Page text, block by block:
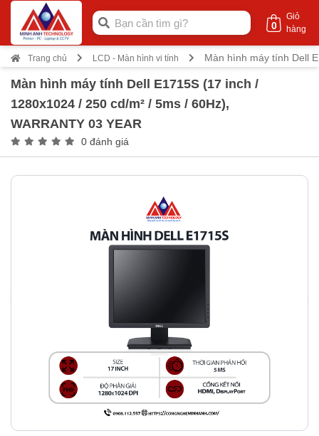
Giỏ
hàng
0
Trang chủ LCD - Màn hình vi tính Màn hình máy tính Dell
Màn hình máy tính Dell E1715S (17 inch /
1280x1024 / 250 cd/m² / 5ms / 60Hz),
WARRANTY 03 YEAR
0 đánh giá